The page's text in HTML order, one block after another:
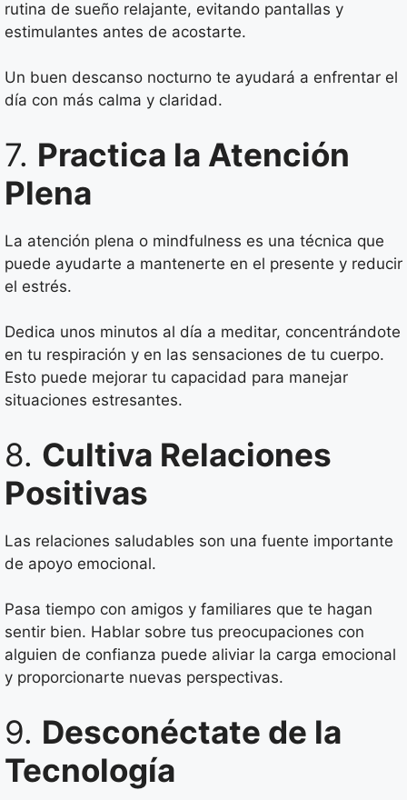
rutina de sueño relajante, evitando pantallas y
estimulantes antes de acostarte.
Un buen descanso nocturno te ayudará a enfrentar el
día con más calma y claridad.
7. Practica la Atención
Plena
La atención plena o mindfulness es una técnica que
puede ayudarte a mantenerte en el presente y reducir
el estrés.
Dedica unos minutos al día a meditar, concentrándote
en tu respiración y en las sensaciones de tu cuerpo.
Esto puede mejorar tu capacidad para manejar
situaciones estresantes.
8. Cultiva Relaciones
Positivas
Las relaciones saludables son una fuente importante
de apoyo emocional.
Pasa tiempo con amigos y familiares que te hagan
sentir bien. Hablar sobre tus preocupaciones con
alguien de confianza puede aliviar la carga emocional
y proporcionarte nuevas perspectivas.
9. Desconéctate de la
Tecnología